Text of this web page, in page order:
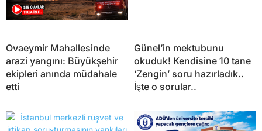
Ovaeymir Mahallesinde
arazi yangını: Büyükşehir
ekipleri anında müdahale
etti
Günel’in mektubunu
okuduk! Kendisine 10 tane
‘Zengin’ soru hazırladık..
İşte o sorular..